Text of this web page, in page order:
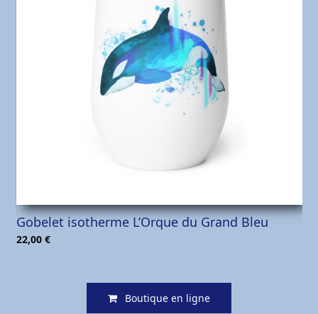
Gobelet isotherme L’Orque du Grand Bleu
22,00 €
Boutique en ligne